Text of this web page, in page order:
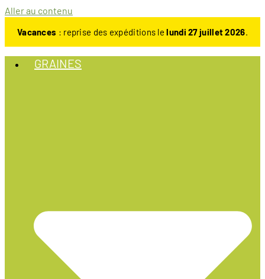
Aller au contenu
Vacances : reprise des expéditions lelundi 27 juillet 2026.
GRAINES